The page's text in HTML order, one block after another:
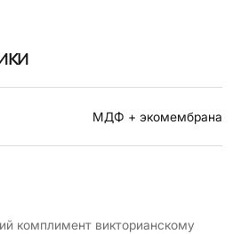
МДФ + экомембрана
комплимент викторианскому